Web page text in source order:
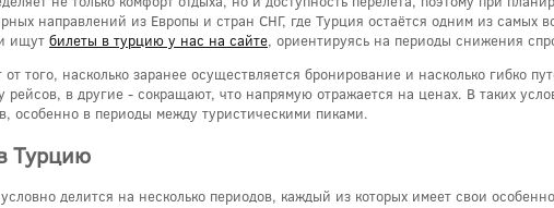
направлений из Европы и стран СНГ, где Турция остаётся одним из
ищут билеты в турцию у нас на сайте, ориентируясь на периоды снижения
от того, насколько заранее осуществляется бронирование и насколько гибко
в другие - сокращают, что напрямую отражается на ценах. В таких
особенно в периоды между туристическими пиками.
Турцию
делится на несколько периодов, каждый из которых имеет свои